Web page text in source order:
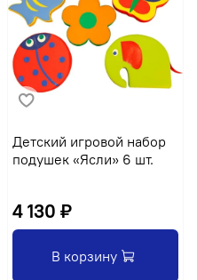
Детский игровой набор
подушек «Ясли» 6 шт.
4 130 ₽
В корзину